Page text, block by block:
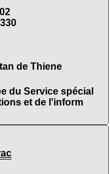
de Thiene
du Service spécial
et de l'inform